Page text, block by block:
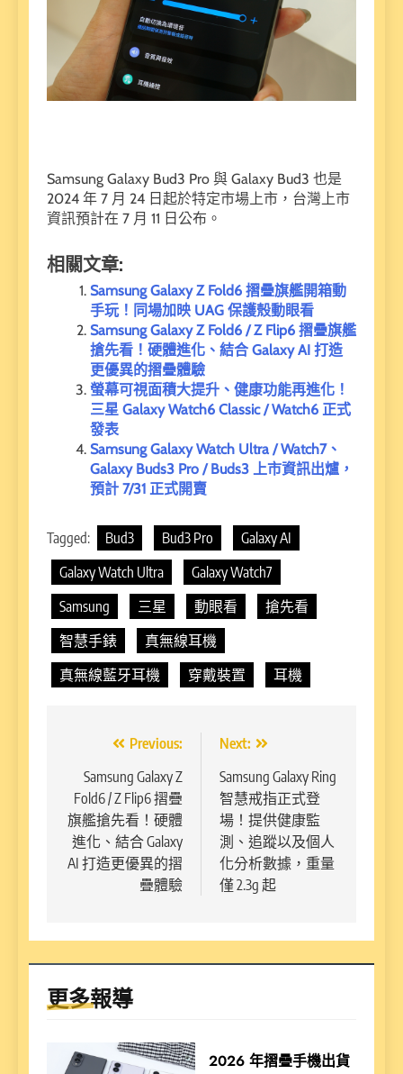
Samsung Galaxy Bud3 Pro 與 Galaxy Bud3 也是
2024 年 7 月 24 日起於特定市場上市，台灣上市
資訊預計在 7 月 11 日公布。
相關文章:
Samsung Galaxy Z Fold6 摺疊旗艦開箱動
手玩！同場加映 UAG 保護殼動眼看
Samsung Galaxy Z Fold6 / Z Flip6 摺疊旗艦
搶先看！硬體進化、結合 Galaxy AI 打造
更優異的摺疊體驗
螢幕可視面積大提升、健康功能再進化！
三星 Galaxy Watch6 Classic / Watch6 正式
發表
Samsung Galaxy Watch Ultra / Watch7、
Galaxy Buds3 Pro / Buds3 上市資訊出爐，
預計 7/31 正式開賣
Tagged: Bud3 Bud3 Pro
Galaxy AI
Galaxy Watch Ultra
Galaxy Watch7
Samsung
三星 動眼看
搶先看
智慧手錶
真無線耳機
真無線藍牙耳機
穿戴裝置 耳機
章
導
覽
Previous:
Samsung Galaxy Z
Fold6 / Z Flip6 摺疊
旗艦搶先看！硬體
進化、結合 Galaxy
AI 打造更優異的摺
疊體驗
Next:
Samsung Galaxy Ring
智慧戒指正式登
場！提供健康監
測、追蹤以及個人
化分析數據，重量
僅 2.3g 起
更多報導
2026 年摺疊手機出貨